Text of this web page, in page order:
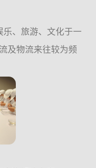
乐、旅游、文化于一
及物流来往较为频
店面、停车场、垃
非...